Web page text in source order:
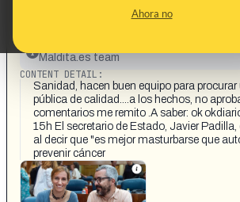
Ahora no
prevenir el cáncer»
This content has not yet been
Maldita.es team
CONTENT DETAIL:
Sanidad, hacen buen equipo para
pública de calidad....a los hechos, no
comentarios me remito .A saber: ok
15h El secretario de Estado, Javier
al decir que "es mejor masturbarse que
prevenir cáncer